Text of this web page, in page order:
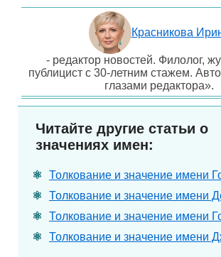
Красникова
- редактор новостей. Филолог,
публицист с 30-летним стажем.
глазами редактора».
Читайте другие статьи о
значениях имен:
Толкование и значение имени
Толкование и значение имени
Толкование и значение имени
Толкование и значение имени